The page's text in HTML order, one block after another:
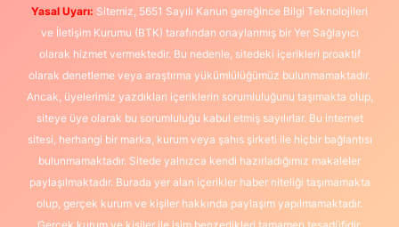
Yasal Uyarı: Sitemiz, 5651 Sayılı Kanun gereğince Bilgi Teknolojileri
ve İletişim Kurumu (BTK) tarafından onaylanmış bir Yer Sağlayıcı
olarak hizmet vermektedir. Bu nedenle, sitedeki içerikleri proaktif
olarak denetleme veya araştırma yükümlülüğümüz bulunmamaktadır.
Ancak, üyelerimiz yazdıkları içeriklerin sorumluluğunu taşımakta olup,
siteye üye olarak bu sorumluluğu kabul etmiş sayılırlar. Bu internet
sitesi, herhangi bir marka, kurum veya şahıs şirketi ile hiçbir bağlantısı
bulunmamaktadır. Sitede yalnızca kendi hazırladığımız makaleler
paylaşılmaktadır. Burada yer alan içerikler haber niteliği taşımamakta
olup, gerçek kurum ve kişiler hakkında paylaşım yapılmamaktadır.